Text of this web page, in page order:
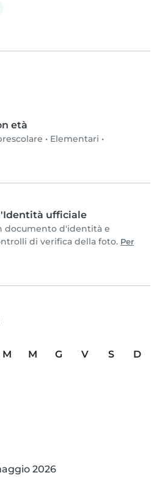
età
• Elementari •
ufficiale
documento d'identità e
di verifica della foto. Per
M M G V S
D
2026